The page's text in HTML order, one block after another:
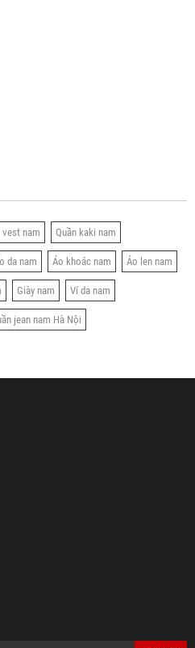
vest nam Quần kaki nam
da nam Áo khoác nam Áo len nam
Giày nam Ví da nam
jean nam Hà Nội